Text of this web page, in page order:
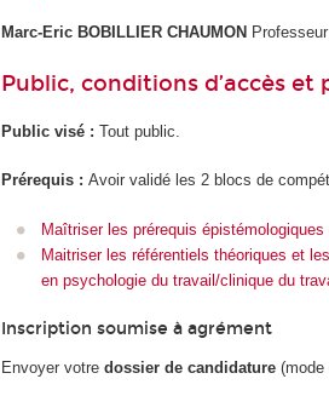
Marc-Eric BOBILLIER CHAUMON
Public, conditions d’accès et
Public visé : Tout public.
Prérequis :Avoir validé les 2 blocs de
Maîtriser les prérequis
Maitriser les référentiels théoriques et
en psychologie du travail/clinique du
Inscription soumise à agrément
Envoyer votredossier de candidature